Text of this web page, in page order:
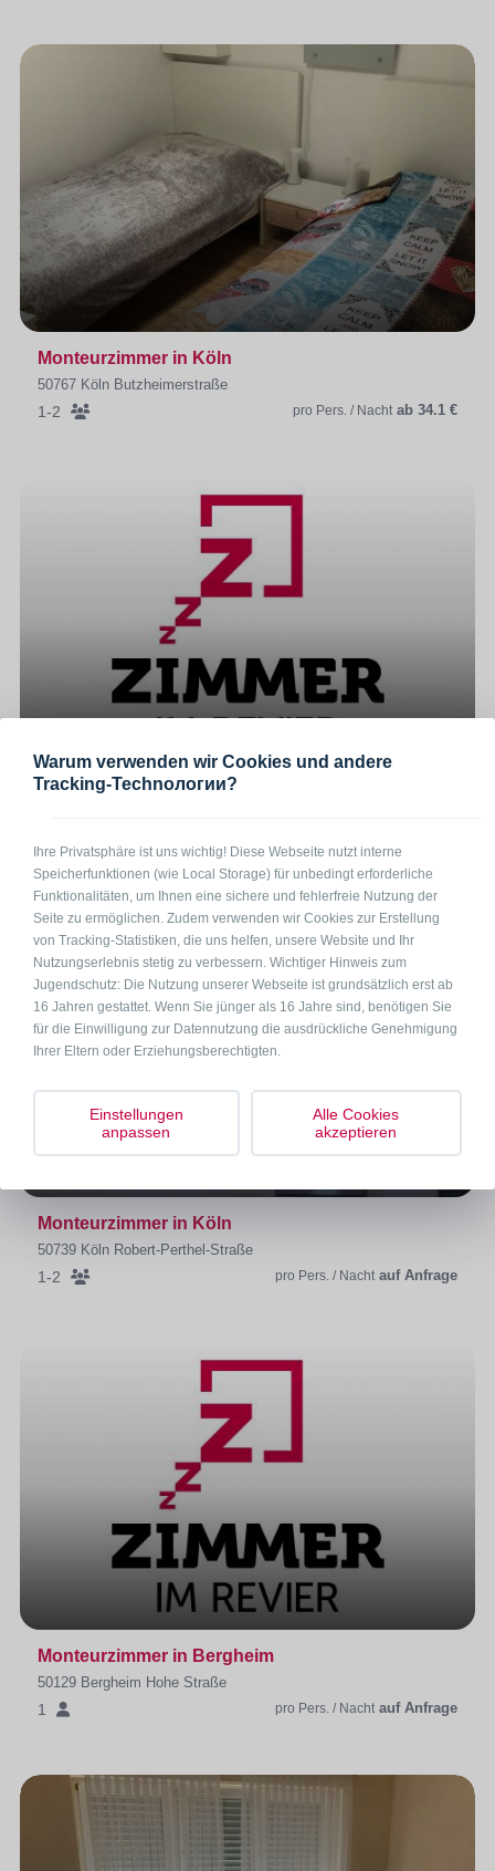
Monteurzimmer in Köln
50767 Köln Butzheimerstraße
1-2 pro Pers. / Nacht ab 34.1 €
Monteurzimmer in Köln
1-3 pro Pers. / Nacht
Monteurzimmer in Köln
50739 Köln Robert-Perthel-Straße
1-2 pro Pers. / Nacht auf Anfrage
Monteurzimmer in Bergheim
50129 Bergheim Hohe Straße
1 pro Pers. / Nacht auf Anfrage
Warum verwenden wir Cookies und andere
Tracking-Technологии?
Ihre Privatsphäre ist uns wichtig! Diese Webseite nutzt interne
Speicherfunktionen (wie Local Storage) für unbedingt erforderliche
Funktionalitäten, um Ihnen eine sichere und fehlerfreie Nutzung der
Seite zu ermöglichen. Zudem verwenden wir Cookies zur Erstellung
von Tracking-Statistiken, die uns helfen, unsere Website und Ihr
Nutzungserlebnis stetig zu verbessern. Wichtiger Hinweis zum
Jugendschutz: Die Nutzung unserer Webseite ist grundsätzlich erst ab
16 Jahren gestattet. Wenn Sie jünger als 16 Jahre sind, benötigen Sie
für die Einwilligung zur Datennutzung die ausdrückliche Genehmigung
Ihrer Eltern oder Erziehungsberechtigten.
Einstellungen
anpassen
Alle Cookies
akzeptieren